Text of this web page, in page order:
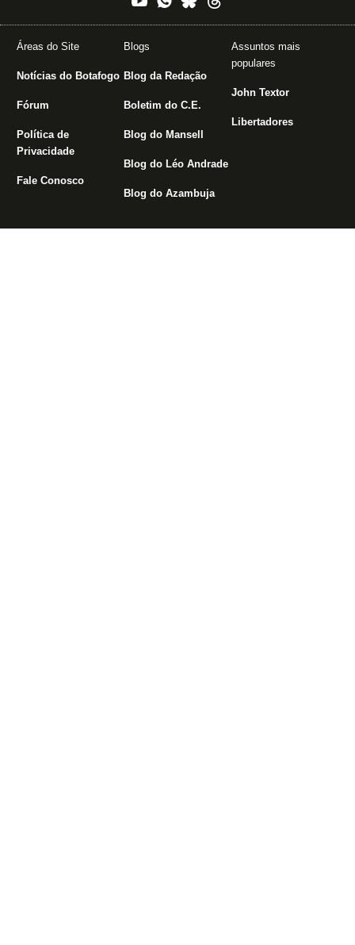
Áreas do Site
Notícias do Botafogo
Fórum
Política de
Privacidade
Fale Conosco
Blogs
Blog da Redação
Boletim do C.E.
Blog do Mansell
Blog do Léo Andrade
Blog do Azambuja
Assuntos mais
populares
John Textor
Libertadores